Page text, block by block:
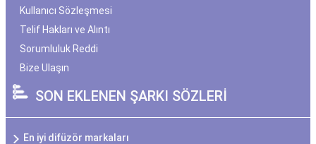
Kullanıcı Sözleşmesi
Telif Hakları ve Alıntı
Sorumluluk Reddi
Bize Ulaşın
SON EKLENEN ŞARKI SÖZLERİ
En iyi difüzör markaları